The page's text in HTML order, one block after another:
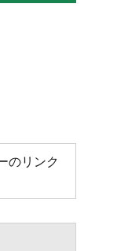
のリンク